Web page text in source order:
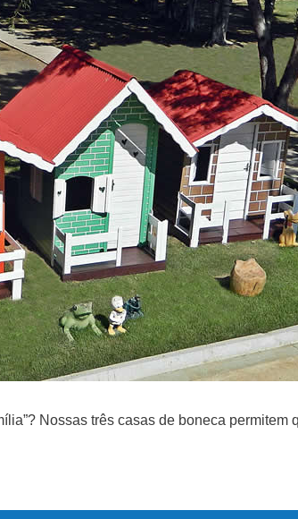
Nossas três casas de boneca